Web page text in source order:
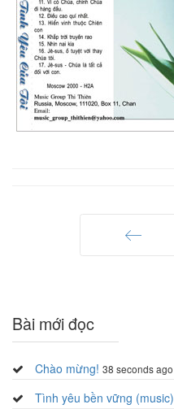
Bài mới đọc
Chào mừng! 38 seconds ago
Tình yêu bền vững (music)